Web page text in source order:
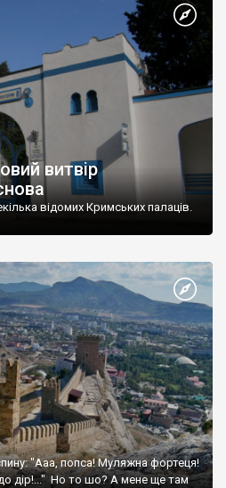
витвір
відомих Кримських палаців.
"Ааа, попса! Муляжна фортеця!
дір!..." Но то шо? А мене ще там